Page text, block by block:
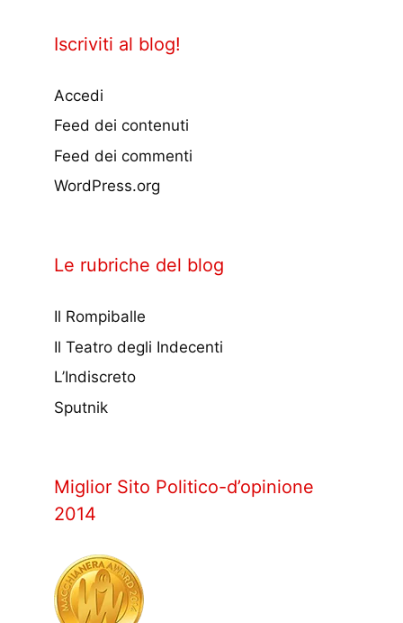
Iscriviti al blog!
Accedi
Feed dei contenuti
Feed dei commenti
WordPress.org
Le rubriche del blog
Il Rompiballe
Il Teatro degli Indecenti
L’Indiscreto
Sputnik
Miglior Sito Politico-d’opinione
2014